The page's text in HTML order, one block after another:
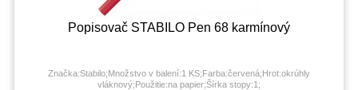
Popisovač STABILO Pen 68 karmínový
Značka:Stabilo;Množstvo v balení:1 KS;Farba:červená;Hrot:okrúhly
vláknový;Použitie:na papier;Šírka stopy:1;